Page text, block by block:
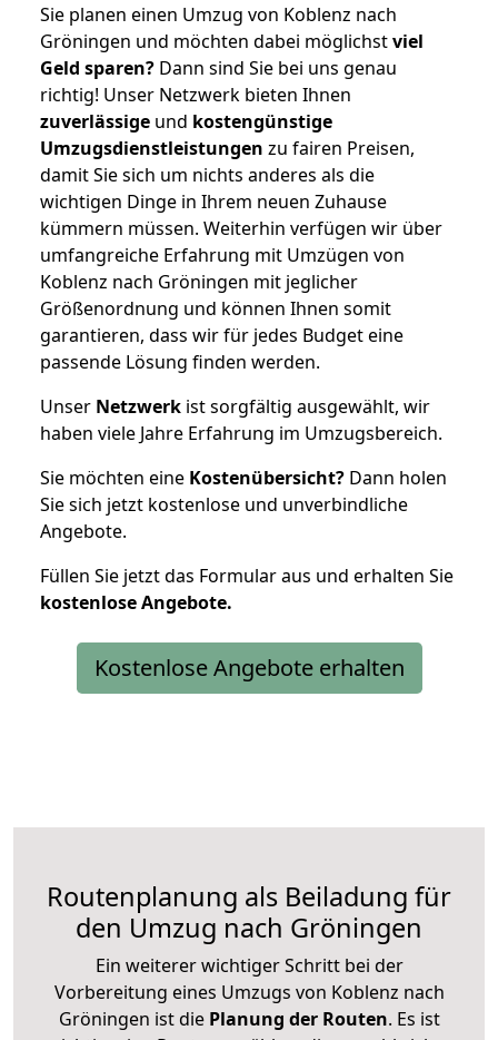
Sie planen einen Umzug von Koblenz nach
Gröningen und möchten dabei möglichstviel
Geld sparen? Dann sind Sie bei uns genau
richtig! Unser Netzwerk bieten Ihnen
zuverlässige und kostengünstige
Umzugsdienstleistungen zu fairen Preisen,
damit Sie sich um nichts anderes als die
wichtigen Dinge in Ihrem neuen Zuhause
kümmern müssen. Weiterhin verfügen wir über
umfangreiche Erfahrung mit Umzügen von
Koblenz nach Gröningen mit jeglicher
Größenordnung und können Ihnen somit
garantieren, dass wir für jedes Budget eine
passende Lösung finden werden.
Unser Netzwerk ist sorgfältig ausgewählt, wir
haben viele Jahre Erfahrung im Umzugsbereich.
Sie möchten eine Kostenübersicht? Dann holen
Sie sich jetzt kostenlose und unverbindliche
Angebote.
Füllen Sie jetzt das Formular aus und erhalten Sie
kostenloseAngebote.
Kostenlose Angebote erhalten
Routenplanung als Beiladung für
den Umzug nach Gröningen
Ein weiterer wichtiger Schritt bei der
Vorbereitung eines Umzugs von Koblenz nach
Gröningen ist diePlanung der Routen. Es ist